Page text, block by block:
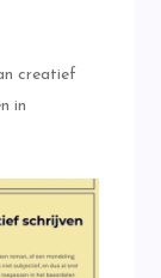
creatief
in